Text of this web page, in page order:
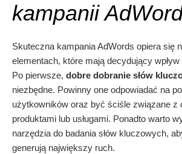
kampanii
Skuteczna kampania AdWords opiera się
elementach, które mają decydujący
Po pierwsze, dobre dobranie słów
niezbędne. Powinny one odpowiadać na
użytkowników oraz być ściśle związane z
produktami lub usługami. Ponadto warto
narzędzia do badania słów kluczowych,
generują największy ruch.